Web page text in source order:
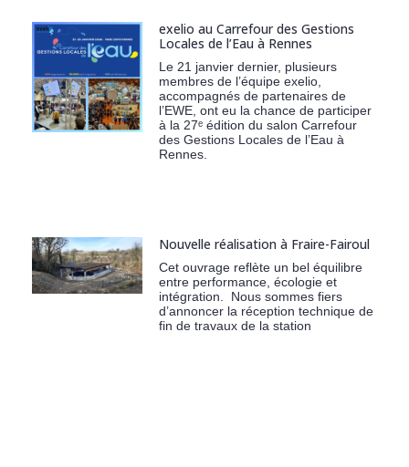
exelio au Carrefour des Gestions
Locales de l’Eau à Rennes
Le 21 janvier dernier, plusieurs
membres de l’équipe exelio,
accompagnés de partenaires de
l’EWE, ont eu la chance de participer
à la 27ᵉ édition du salon Carrefour
des Gestions Locales de l’Eau à
Rennes.
Nouvelle réalisation à Fraire-Fairoul
Cet ouvrage reflète un bel équilibre
entre performance, écologie et
intégration. Nous sommes fiers
d’annoncer la réception technique de
fin de travaux de la station